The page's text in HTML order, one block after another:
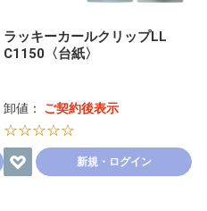
ラッキーカールクリップLL
C1150〈台紙〉
卸値： ご契約後表示
☆☆☆☆☆
新規・ログイン